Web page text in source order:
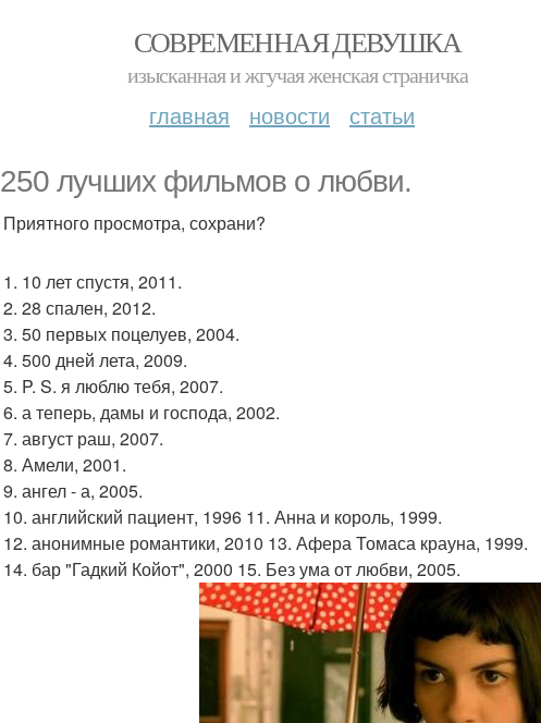
СОВРЕМЕННАЯ ДЕВУШКА
изысканная и жгучая женская страничка
главная новости статьи
250 лучших фильмов о любви.
Приятного просмотра, сохрани?
1. 10 лет спустя, 2011.
2. 28 спален, 2012.
3. 50 первых поцелуев, 2004.
4. 500 дней лета, 2009.
5. P. S. я люблю тебя, 2007.
6. а теперь, дамы и господа, 2002.
7. август раш, 2007.
8. Амели, 2001.
9. ангел - а, 2005.
10. английский пациент, 1996 11. Анна и король, 1999.
12. анонимные романтики, 2010 13. Афера Томаса крауна, 1999.
14. бар "Гадкий Койот", 2000 15. Без ума от любви, 2005.